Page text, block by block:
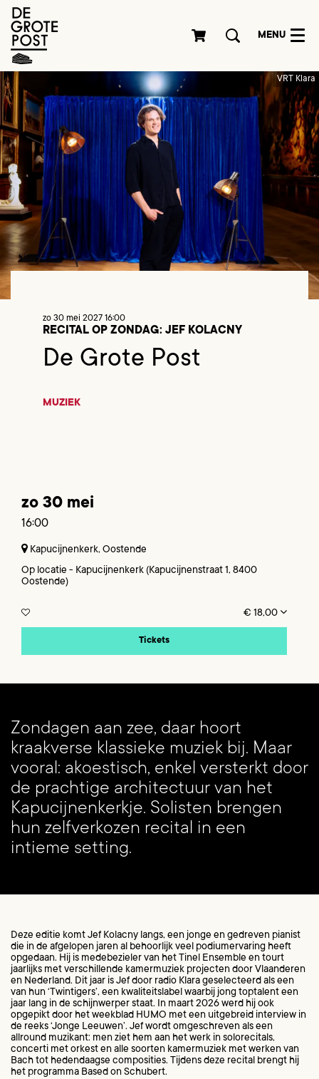
MENU
VRT Klara
RECITAL OP ZONDAG: JEF KOLACNY
De Grote Post
zo 30 mei 2027 16:00
MUZIEK
zo 30 mei
16:00
Kapucijnenkerk, Oostende
Op locatie - Kapucijnenkerk (Kapucijnenstraat 1, 8400
Oostende)
€ 18,00
Tickets
Zondagen aan zee, daar hoort
kraakverse klassieke muziek bij. Maar
vooral: akoestisch, enkel versterkt door
de prachtige architectuur van het
Kapucijnenkerkje. Solisten brengen
hun zelfverkozen recital in een
intieme setting.
Deze editie komt Jef Kolacny langs, een jonge en gedreven pianist
die in de afgelopen jaren al behoorlijk veel podiumervaring heeft
opgedaan. Hij is medebezieler van het Tinel Ensemble en tourt
jaarlijks met verschillende kamermuziek projecten door Vlaanderen
en Nederland. Dit jaar is Jef door radio Klara geselecteerd als een
van hun ‘Twintigers’, een kwaliteitslabel waarbij jong toptalent een
jaar lang in de schijnwerper staat. In maart 2026 werd hij ook
opgepikt door het weekblad HUMO met een uitgebreid interview in
de reeks ‘Jonge Leeuwen’. Jef wordt omgeschreven als een
allround muzikant: men ziet hem aan het werk in solorecitals,
concerti met orkest en alle soorten kamermuziek met werken van
Bach tot hedendaagse composities. Tijdens deze recital brengt hij
het programma Based on Schubert.